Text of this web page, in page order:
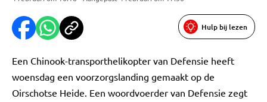
Hulp bij lezen
Een Chinook-transporthelikopter van Defensie heeft
woensdag een voorzorgslanding gemaakt op de
Oirschotse Heide. Een woordvoerder van Defensie zegt